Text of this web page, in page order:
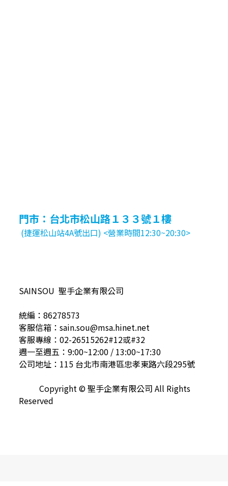
門市：台北市松山路１３３號１樓
(捷運松山站4A號出口) <營業時間12:30~20:30>
SAINSOU 聖手企業有限公司
統編：86278573
客服信箱：sain.sou@msa.hinet.net
客服專線：02-26515262#12或#32
週一至週五：9:00~12:00 / 13:00~17:30
公司地址：115 台北市南港區忠孝東路六段295號
Copyright © 聖手企業有限公司 All Rights
Reserved